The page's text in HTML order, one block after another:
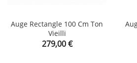
Auge Rectangle 100 Cm Ton
Vieilli
Prix
279,00 €